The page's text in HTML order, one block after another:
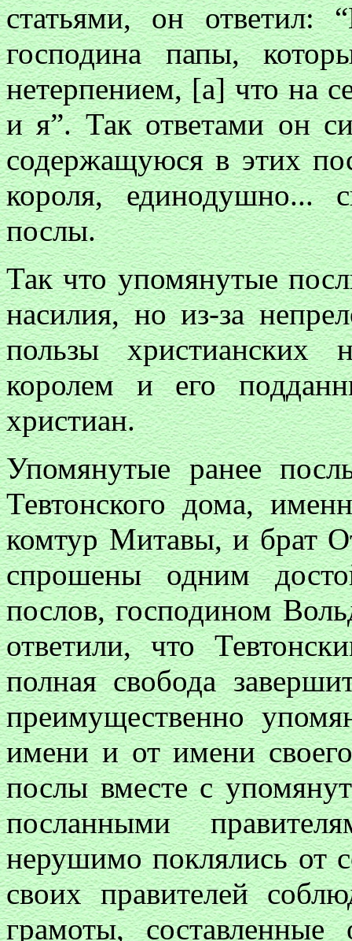
статьями, он ответил:
господина папы,
нетерпением, [а] что на
и я”. Так ответами он
содержащуюся в этих
короля, единодушно...
послы.
Так что упомянутые
насилия, но из-за
пользы христианских
королем и его
христиан.
Упомянутые ранее
Тевтонского дома,
комтур Митавы, и брат
спрошены одним
послов, господином
ответили, что
полная свобода
преимущественно
имени и от имени
послы вместе с
посланными
нерушимо поклялись от
своих правителей
грамоты, составленные